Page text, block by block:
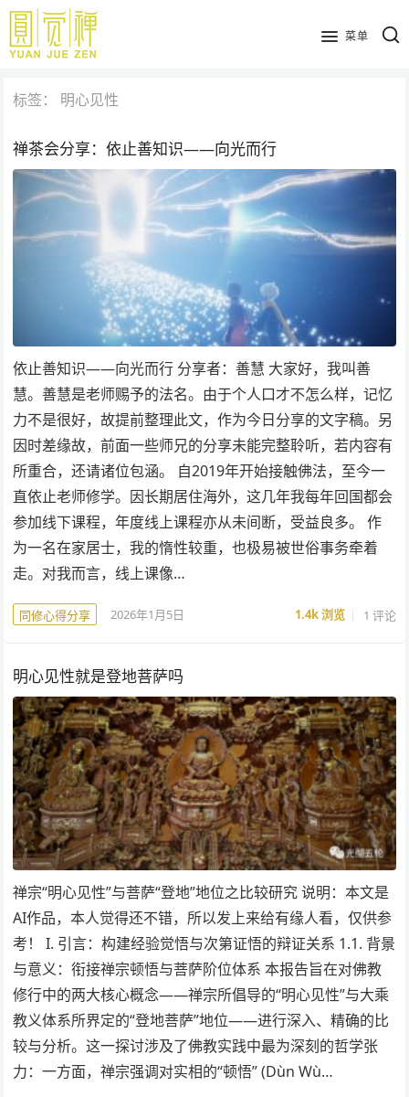
跳
主
内
菜单
标签： 明心见性
禅茶会分享：依止善知识——向光而行
依止善知识——向光而行 分享者：善慧 大家好，我叫善
慧。善慧是老师赐予的法名。由于个人口才不怎么样，记忆
力不是很好，故提前整理此文，作为今日分享的文字稿。另
因时差缘故，前面一些师兄的分享未能完整聆听，若内容有
所重合，还请诸位包涵。 自2019年开始接触佛法，至今一
直依止老师修学。因长期居住海外，这几年我每年回国都会
参加线下课程，年度线上课程亦从未间断，受益良多。 作
为一名在家居士，我的惰性较重，也极易被世俗事务牵着
走。对我而言，线上课像…
同修心得分享 2026年1月5日 1.4k浏览 1 评论
明心见性就是登地菩萨吗
禅宗“明心见性”与菩萨“登地”地位之比较研究 说明：本文是
AI作品，本人觉得还不错，所以发上来给有缘人看，仅供参
考！ I. 引言：构建经验觉悟与次第证悟的辩证关系 1.1. 背景
与意义：衔接禅宗顿悟与菩萨阶位体系 本报告旨在对佛教
修行中的两大核心概念——禅宗所倡导的“明心见性”与大乘
教义体系所界定的“登地菩萨”地位——进行深入、精确的比
较与分析。这一探讨涉及了佛教实践中最为深刻的哲学张
力：一方面，禅宗强调对实相的“顿悟” (Dùn Wù…